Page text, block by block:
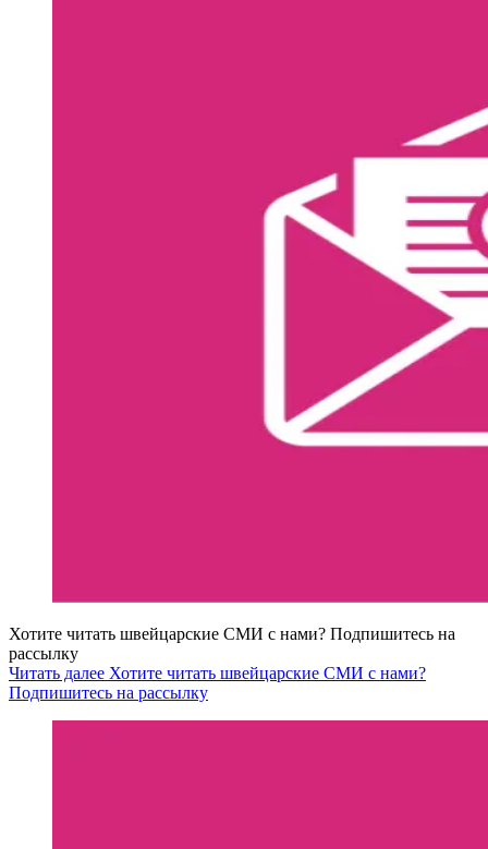
Хотите читать швейцарские СМИ с нами? Подпишитесь на
рассылку
Читать далее Хотите читать швейцарские СМИ с нами?
Подпишитесь на рассылку